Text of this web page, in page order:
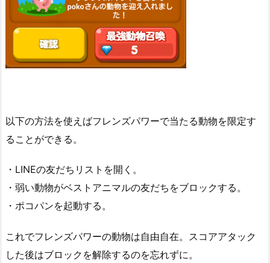
以下の方法を使えばフレンズパワーで当たる動物を限定す
ることができる。
・LINEの友だちリストを開く。
・弱い動物がベストアニマルの友だちをブロックする。
・ポコパンを起動する。
これでフレンズパワーの動物は自由自在。スコアアタック
した後はブロックを解除するのを忘れずに。